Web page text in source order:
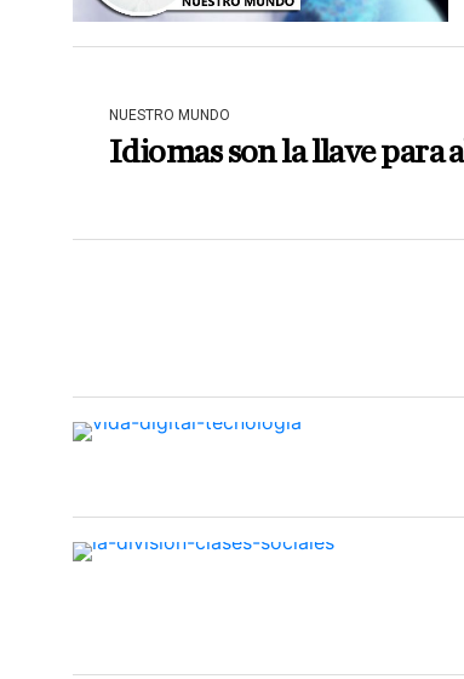
NUESTRO MUNDO
Idiomas son la llave para